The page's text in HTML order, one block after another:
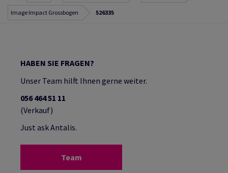
Image Impact Grossbogen 526335
HABEN SIE FRAGEN?
Unser Team hilft Ihnen gerne weiter.
056 464 51 11
(Verkauf)
Just ask Antalis.
Team